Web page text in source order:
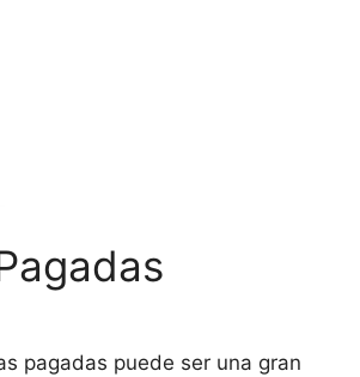
pagadas puede ser una gran